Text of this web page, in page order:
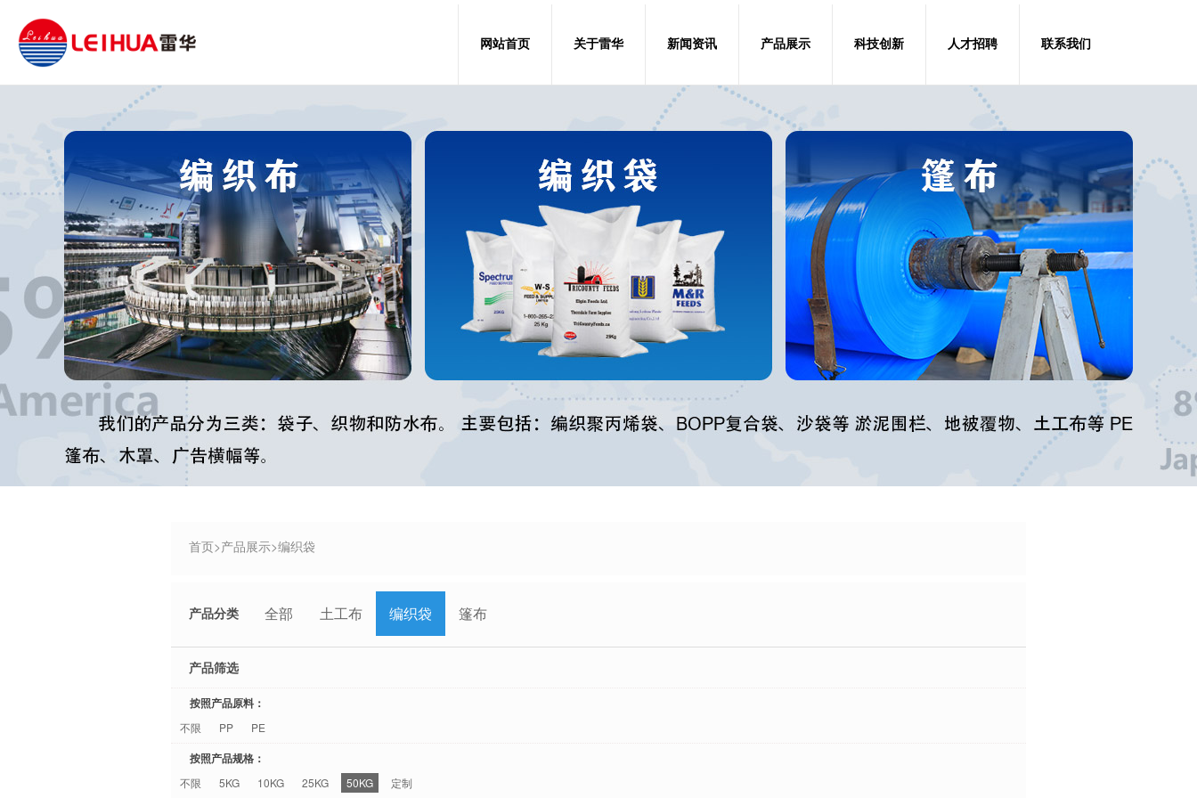
网站首页 关于雷华 新闻资讯 产品展示 科技创新 人才招聘 联系我们
首页>产品展示>编织袋
产品分类 全部 土工布 编织袋 篷布
产品筛选
按照产品原料：
不限 PP PE
按照产品规格：
不限 5KG 10KG 25KG 50KG 定制